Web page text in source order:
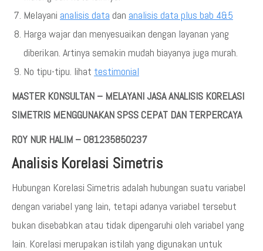
Melayani analisis data dan analisis data plus bab 4&5
Harga wajar dan menyesuaikan dengan layanan yang
diberikan. Artinya semakin mudah biayanya juga murah.
No tipu-tipu. lihat testimonial
MASTER KONSULTAN – MELAYANI JASA ANALISIS KORELASI
SIMETRIS MENGGUNAKAN SPSS CEPAT DAN TERPERCAYA
ROY NUR HALIM – 081235850237
Analisis Korelasi Simetris
Hubungan Korelasi Simetris adalah hubungan suatu variabel
dengan variabel yang lain, tetapi adanya variabel tersebut
bukan disebabkan atau tidak dipengaruhi oleh variabel yang
lain. Korelasi merupakan istilah yang digunakan untuk